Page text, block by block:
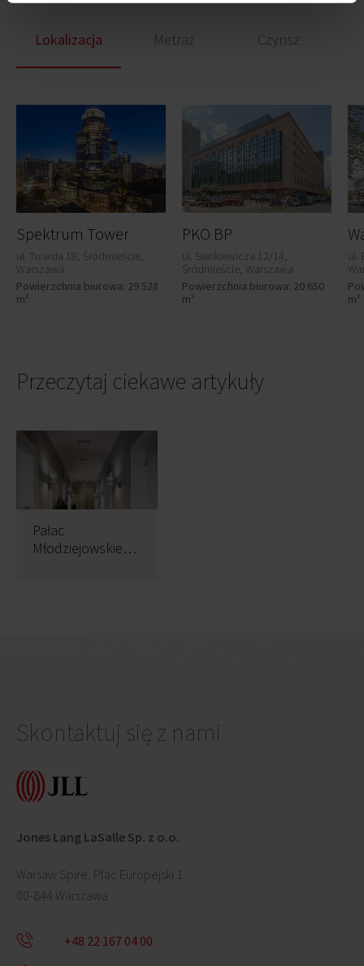
Lokalizacja Metraż Czynsz
Spektrum Tower
ul. Twarda 18, Śródmieście,
Warszawa
Powierzchnia biurowa: 29 528
m²
PKO BP
ul. Sienkiewicza 12/14,
Śródmieście, Warszawa
Powierzchnia biurowa: 20 650
m²
ul.
m²
Przeczytaj ciekawe artykuły
Pałac
Młodziejowskiego
Skontaktuj się z nami
Jones Lang LaSalle Sp. z o.o.
Warsaw Spire, Plac Europejski 1
00-844 Warszawa
+48 22 167 04 00